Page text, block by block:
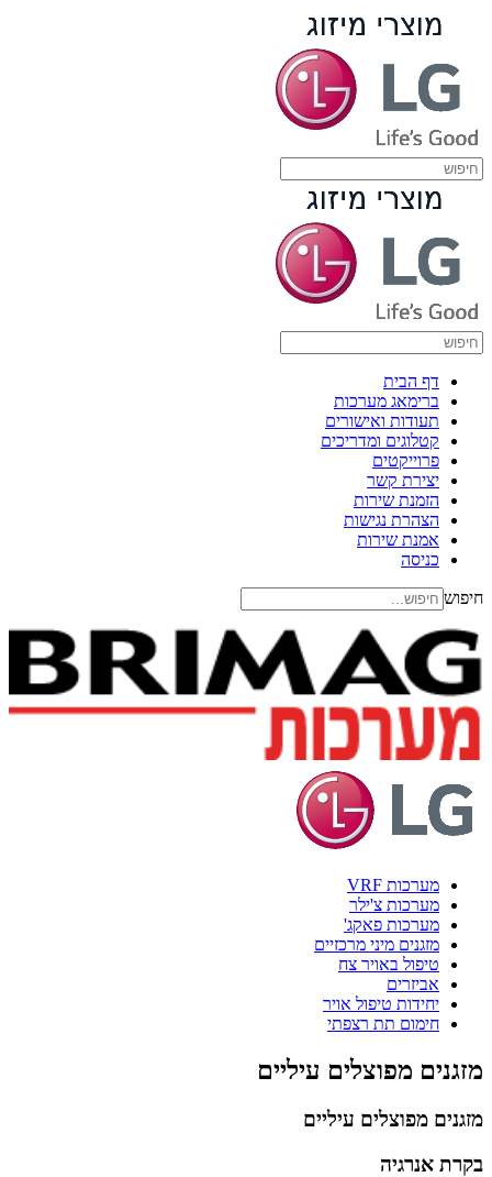
דף הבית
ברימאג מערכות
תעודות ואישורים
קטלוגים ומדריכים
פרוייקטים
יצירת קשר
הזמנת שירות
הצהרת נגישות
אמנת שירות
כניסה
חיפוש
מערכות VRF
מערכות צ'ילר
מערכות פאקג'
מזגנים מיני מרכזיים
טיפול באויר צח
אביזרים
יחידות טיפול אויר
חימום תת רצפתי
מזגנים מפוצלים עיליים
מזגנים מפוצלים עיליים
בקרת אנרגיה